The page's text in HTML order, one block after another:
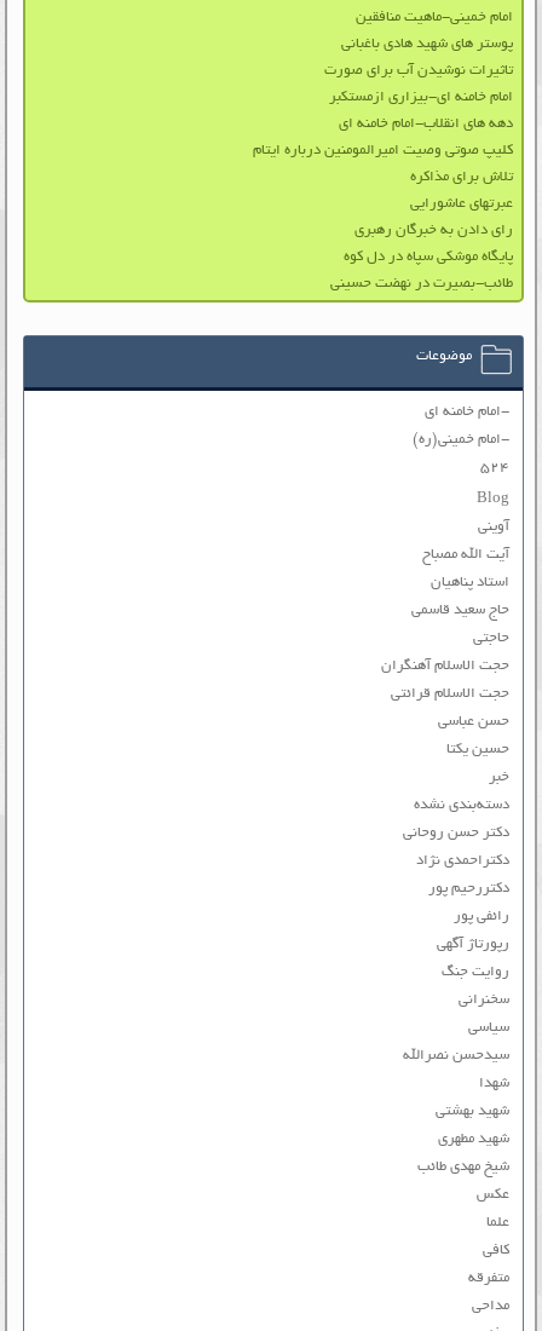
امام خمینی-ماهیت منافقین
پوستر های شهید هادی باغبانی
تاثیرات نوشیدن آب برای صورت
امام خامنه ای-بیزاری ازمستکبر
دهه های انقلاب-امام خامنه ای
کلیپ صوتی وصیت امیرالمومنین درباره ایتام
تلاش برای مذاکره
عبرتهای عاشورایی
رای دادن به خبرگان رهبری
پایگاه موشکی سپاه در دل کوه
طائب-بصیرت در نهضت حسینی
موضوعات
-امام خامنه ای
-امام خمینی(ره)
۵۲۴
Blog
آوینی
آیت الله مصباح
استاد پناهیان
حاج سعید قاسمی
حاجتی
حجت الاسلام آهنگران
حجت الاسلام قرائتی
حسن عباسی
حسین یکتا
خبر
دسته‌بندی نشده
دکتر حسن روحانی
دکتراحمدی نژاد
دکتررحیم پور
رائفی پور
رپورتاژ آگهی
روایت جنگ
سخنرانی
سیاسی
سیدحسن نصرالله
شهدا
شهید بهشتی
شهید مطهری
شیخ مهدی طائب
عکس
علما
کافی
متفرقه
مداحی